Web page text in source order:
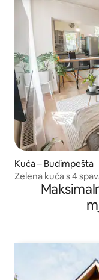
Kuća – Budimpešta
Zelena kuća s 4
parkiralište